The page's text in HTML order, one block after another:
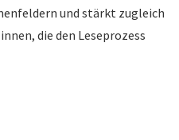
und stärkt zugleich
die den Leseprozess